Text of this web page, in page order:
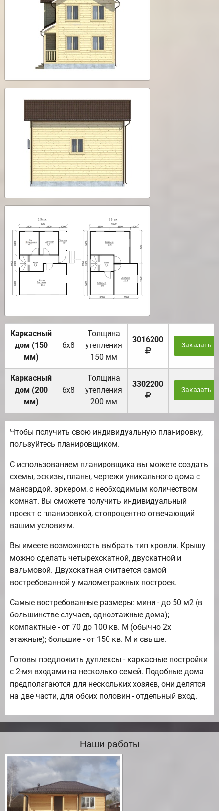
Каркасный
дом (150
мм)
6х8
Толщина
утепления
150 мм
3016200
Заказать
Каркасный
дом (200
мм)
6х8
Толщина
утепления
200 мм
3302200
Заказать
Чтобы получить свою индивидуальную планировку,
пользуйтесь планировщиком.
С использованием планировщика вы можете создать
схемы, эскизы, планы, чертежи уникального дома с
мансардой, эркером, с необходимым количеством
комнат. Вы сможете получить индивидуальный
проект с планировкой, стопроцентно отвечающий
вашим условиям.
Вы имеете возможность выбрать тип кровли. Крышу
можно сделать четырехскатной, двускатной и
вальмовой. Двухскатная считается самой
востребованной у малометражных построек.
Самые востребованные размеры: мини - до 50 м2 (в
большинстве случаев, одноэтажные дома);
компактные - от 70 до 100 кв. М (обычно 2х
этажные); большие - от 150 кв. М и свыше.
Готовы предложить дуплексы - каркасные постройки
с 2-мя входами на несколько семей. Подобные дома
предполагаются для нескольких хозяев, они делятся
на две части, для обоих половин - отдельный вход.
Наши работы